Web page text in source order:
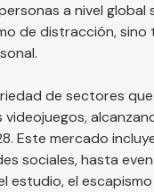
a nivel
de distracción,
de sectores
Este mercado
sociales, hasta
estudio, el